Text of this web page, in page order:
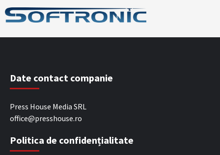
Date contact companie
Press House Media SRL
office@presshouse.ro
Politica de confidențialitate